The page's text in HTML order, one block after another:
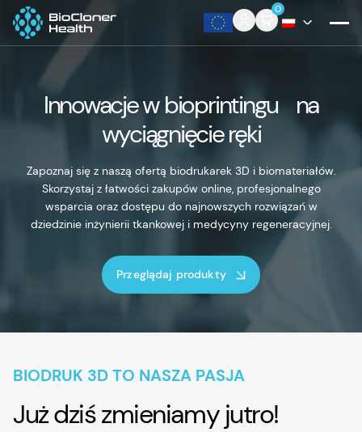
Skip to content 0
Innowacje w bioprintingu na
wyciągnięcie ręki
Zapoznaj się z naszą ofertą biodrukarek 3D i biomateriałów.
Skorzystaj z łatwości zakupów online, profesjonalnego
wsparcia oraz dostępu do najnowszych rozwiązań w
dziedzinie inżynierii tkankowej i medycyny regeneracyjnej.
Przeglądaj produkty
BIODRUK 3D TO NASZA PASJA
Już dziś zmieniamy jutro!